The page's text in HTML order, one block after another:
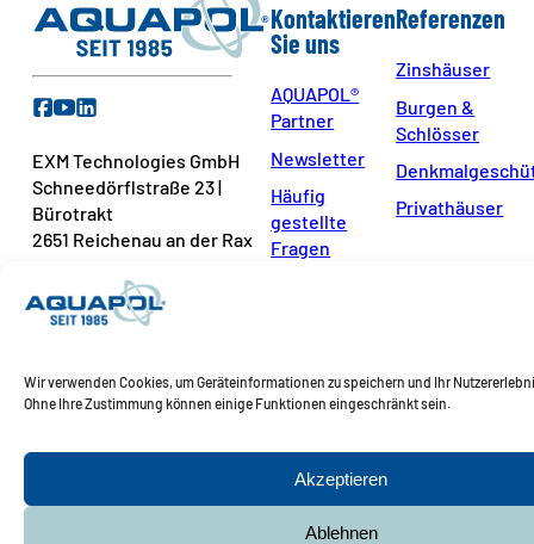
Wir verwenden Cookies, um Geräteinformationen zu speichern und Ihr
Ohne Ihre Zustimmung können einige Funktionen eingeschränkt sein.
Akzeptieren
Ablehnen
EXM Technologies GmbH
Schneedörflstraße 23 |
Bürotrakt
2651 Reichenau an der Rax
+43 2666 538 72-0
office@aquapol-
international.com
Kontaktieren
Sie uns
AQUAPOL®
Partner
Newsletter
Häufig
gestellte
Fragen
Referenzen
Zinshäuser
Burgen &
Schlösser
Privathäuser